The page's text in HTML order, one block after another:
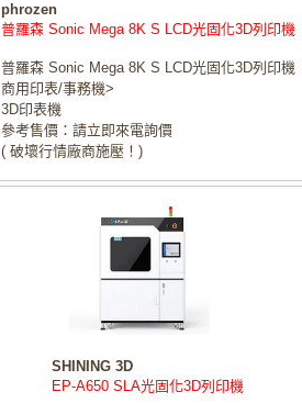
phrozen
普羅森 Sonic Mega 8K S LCD光固化3D列印機
普羅森 Sonic Mega 8K S LCD光固化3D列印機
商用印表/事務機>
3D印表機
參考售價：請立即來電詢價
( 破壞行情廠商施壓！)
SHINING 3D
EP-A650 SLA光固化3D列印機